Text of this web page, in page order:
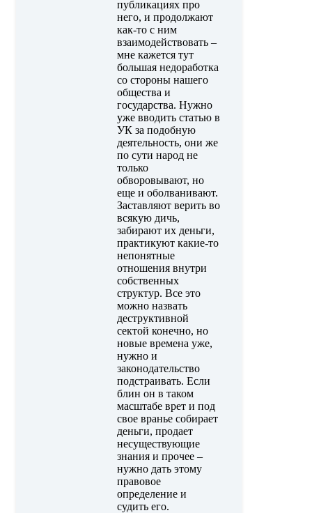
публикациях про
него, и продолжают
как-то с ним
взаимодействовать –
мне кажется тут
большая недоработка
со стороны нашего
общества и
государства. Нужно
уже вводить статью в
УК за подобную
деятельность, они же
по сути народ не
только
обворовывают, но
еще и оболванивают.
Заставляют верить во
всякую дичь,
забирают их деньги,
практикуют какие-то
непонятные
отношения внутри
собственных
структур. Все это
можно назвать
деструктивной
сектой конечно, но
новые времена уже,
нужно и
законодательство
подстраивать. Если
блин он в таком
масштабе врет и под
свое вранье собирает
деньги, продает
несуществующие
знания и прочее –
нужно дать этому
правовое
определение и
судить его.